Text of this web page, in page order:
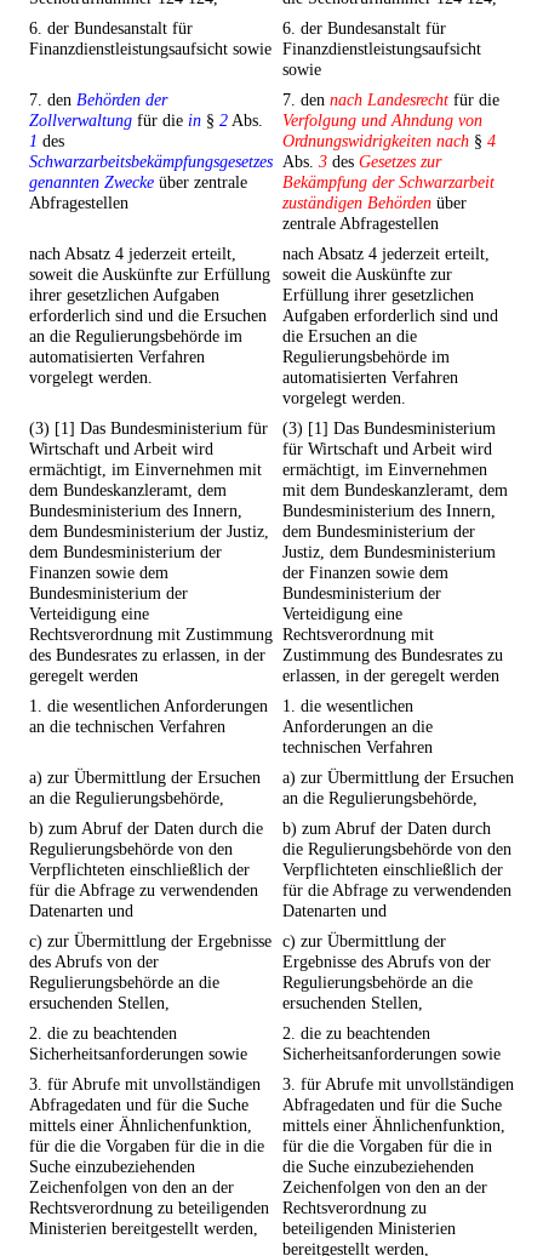
6. der Bundesanstalt für
Finanzdienstleistungsaufsicht sowie
6. der Bundesanstalt für
Finanzdienstleistungsaufsicht
sowie
7. den Behörden der
Zollverwaltung für die in § 2Abs.
1 des
Schwarzarbeitsbekämpfungsgesetzes
genannten Zwecke über zentrale
Abfragestellen
7. den nach Landesrecht für die
Verfolgung und Ahndung von
Ordnungswidrigkeiten nach § 4
Abs. 3 des Gesetzes zur
Bekämpfung der Schwarzarbeit
zuständigen Behörden über
zentrale Abfragestellen
nach Absatz 4 jederzeit erteilt,
soweit die Auskünfte zur Erfüllung
ihrer gesetzlichen Aufgaben
erforderlich sind und die Ersuchen
an die Regulierungsbehörde im
automatisierten Verfahren
vorgelegt werden.
nach Absatz 4 jederzeit erteilt,
soweit die Auskünfte zur
Erfüllung ihrer gesetzlichen
Aufgaben erforderlich sind und
die Ersuchen an die
Regulierungsbehörde im
automatisierten Verfahren
vorgelegt werden.
(3) [1] Das Bundesministerium für
Wirtschaft und Arbeit wird
ermächtigt, im Einvernehmen mit
dem Bundeskanzleramt, dem
Bundesministerium des Innern,
dem Bundesministerium der Justiz,
dem Bundesministerium der
Finanzen sowie dem
Bundesministerium der
Verteidigung eine
Rechtsverordnung mit Zustimmung
des Bundesrates zu erlassen, in der
geregelt werden
(3) [1] Das Bundesministerium
für Wirtschaft und Arbeit wird
ermächtigt, im Einvernehmen
mit dem Bundeskanzleramt, dem
Bundesministerium des Innern,
dem Bundesministerium der
Justiz, dem Bundesministerium
der Finanzen sowie dem
Bundesministerium der
Verteidigung eine
Rechtsverordnung mit
Zustimmung des Bundesrates zu
erlassen, in der geregelt werden
1. die wesentlichen Anforderungen
an die technischen Verfahren
1. die wesentlichen
Anforderungen an die
technischen Verfahren
a) zur Übermittlung der Ersuchen
an die Regulierungsbehörde,
a) zur Übermittlung der Ersuchen
an die Regulierungsbehörde,
b) zum Abruf der Daten durch die
Regulierungsbehörde von den
Verpflichteten einschließlich der
für die Abfrage zu verwendenden
Datenarten und
b) zum Abruf der Daten durch
die Regulierungsbehörde von den
Verpflichteten einschließlich der
für die Abfrage zu verwendenden
Datenarten und
c) zur Übermittlung der Ergebnisse
des Abrufs von der
Regulierungsbehörde an die
ersuchenden Stellen,
c) zur Übermittlung der
Ergebnisse des Abrufs von der
Regulierungsbehörde an die
ersuchenden Stellen,
2. die zu beachtenden
Sicherheitsanforderungen sowie
2. die zu beachtenden
Sicherheitsanforderungen sowie
3. für Abrufe mit unvollständigen
Abfragedaten und für die Suche
mittels einer Ähnlichenfunktion,
für die die Vorgaben für die in die
Suche einzubeziehenden
Zeichenfolgen von den an der
Rechtsverordnung zu beteiligenden
Ministerien bereitgestellt werden,
3. für Abrufe mit unvollständigen
Abfragedaten und für die Suche
mittels einer Ähnlichenfunktion,
für die die Vorgaben für die in
die Suche einzubeziehenden
Zeichenfolgen von den an der
Rechtsverordnung zu
beteiligenden Ministerien
bereitgestellt werden,